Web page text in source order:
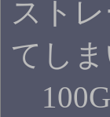
スト
てしま